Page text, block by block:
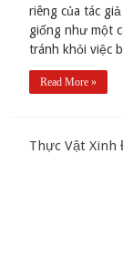
riêng của tác
giống như một
tránh khỏi việc
Read More »
Thực Vật Xinh